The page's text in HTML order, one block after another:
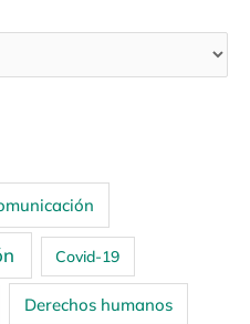
Covid-19
Derechos humanos